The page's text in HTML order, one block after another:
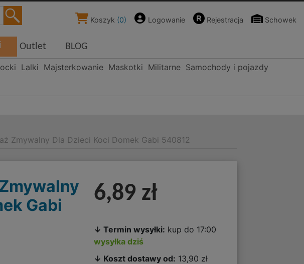
Koszyk (0) Logowanie Rejestracja Schowek
Outlet BLOG
Lalki Majsterkowanie Maskotki Militarne Samochody i pojazdy
Zmywalny Dla Dzieci Koci Domek Gabi 540812
Gabi
6,89 zł
↓ Termin wysyłki: kup do 17:00
wysyłka dziś
↓ Koszt dostawy od: 13,90 zł